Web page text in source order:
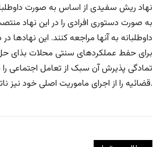
نهاد ریش سفیدی از اساس به صورت
به صورت دستوری افرادی را در این نهاد
داوطلبانه به آنها مراجعه کنند. این
برای حفط عملکردهای سنتی محلات بذای
تمادگی پذیرش آن سبک از تعامل اجتماعی را
قضائیه را از اجرای ماموریت اصلی خود نیز ناتوان می‌سازد.